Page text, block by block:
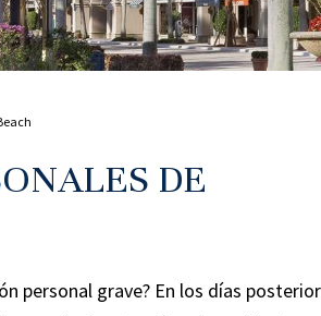
DE
personal grave? En los días